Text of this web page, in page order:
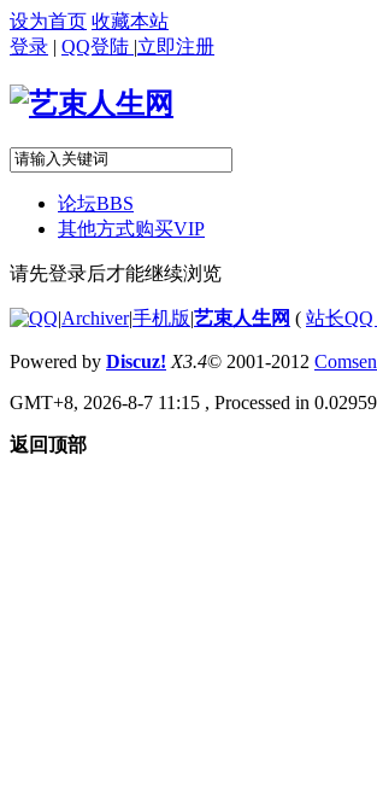
设为首页 收藏本站
登录 | QQ登陆 |立即注册
论坛BBS
其他方式购买VIP
请先登录后才能继续浏览
|Archiver|手机版|艺束人生网 ( 站长QQ
Powered by Discuz! X3.4© 2001-2012
GMT+8, 2026-8-7 11:15 , Processed in
返回顶部